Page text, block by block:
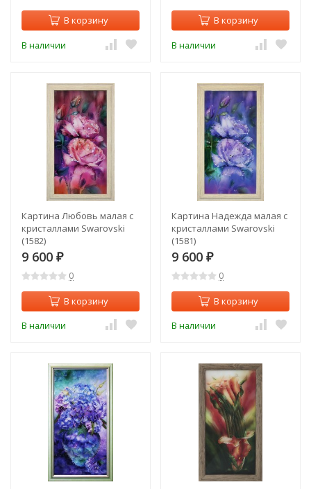
В корзину
В наличии
В корзину
В наличии
Картина Любовь малая с
кристаллами Swarovski
(1582)
9 600 ₽
0
В корзину
В наличии
Картина Надежда малая с
кристаллами Swarovski
(1581)
9 600 ₽
0
В корзину
В наличии